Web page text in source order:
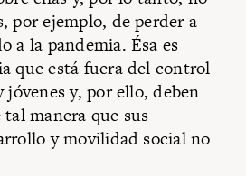
por ejemplo, de perder a
a la pandemia. Ésa es
que está fuera del control
y, por ello, deben
manera que sus
y movilidad social no